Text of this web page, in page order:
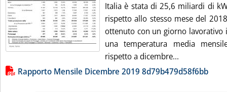
Italia è stata di 25,6 miliardi di
rispetto allo stesso mese del
ottenuto con un giorno lavorativo
una temperatura media
rispetto a dicembre...
Lista allegati PDF alla notizia
Rapporto Mensile Dicembre 2019 8d79b479d58f6bb